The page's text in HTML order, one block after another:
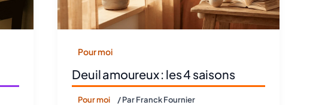
Pour moi
Deuil amoureux : les 4 saisons
Pour moi / ParFranck Fournier